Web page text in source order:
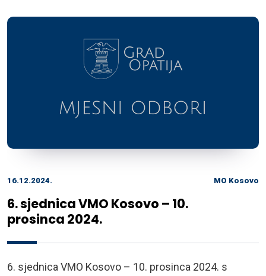
16.12.2024. MO Kosovo
6. sjednica VMO Kosovo – 10.
prosinca 2024.
6. sjednica VMO Kosovo – 10. prosinca 2024. s